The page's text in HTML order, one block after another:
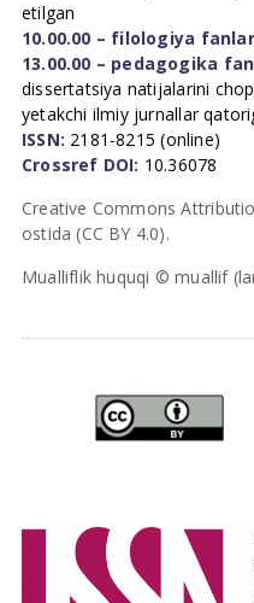
etilgan
10.00.00 – filologiya
13.00.00 – pedagogika
dissertatsiya natijalarini
yetakchi ilmiy jurnallar
ISSN: 2181-8215 (online)
Crossref DOI: 10.36078
Creative Commons
ostida (CC BY 4.0).
Mualliflik huquqi © muallif